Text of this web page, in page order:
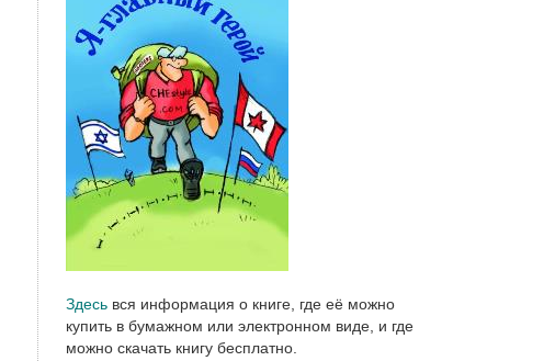
Здесь вся информация о книге, где её можно
купить в бумажном или электронном виде, и где
можно скачать книгу бесплатно.